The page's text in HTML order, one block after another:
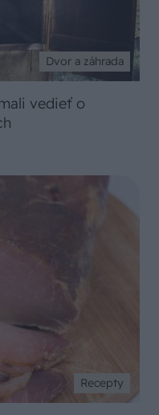
Dvor a záhrada
vedieť o
Recepty